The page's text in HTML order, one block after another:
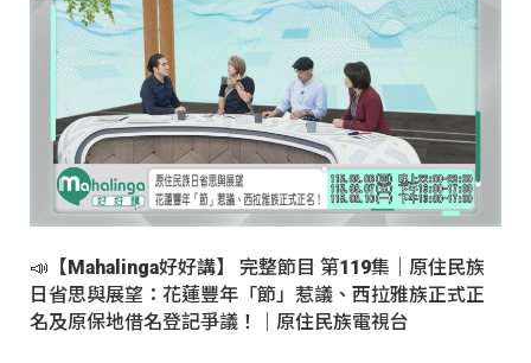
📣【Mahalinga好好講】 完整節目 第119集｜原住民族
日省思與展望：花蓮豐年「節」惹議、西拉雅族正式正
名及原保地借名登記爭議！｜原住民族電視台